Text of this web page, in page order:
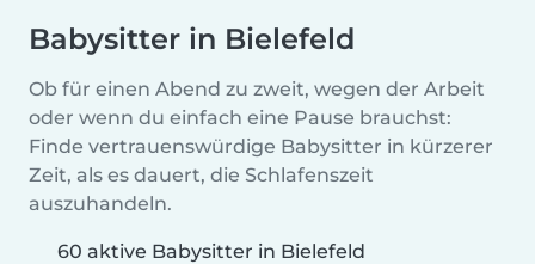
Babysitter in Bielefeld
Ob für einen Abend zu zweit, wegen der Arbeit
oder wenn du einfach eine Pause brauchst:
Finde vertrauenswürdige Babysitter in kürzerer
Zeit, als es dauert, die Schlafenszeit
auszuhandeln.
60 aktive Babysitter in Bielefeld